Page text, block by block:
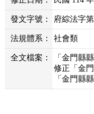
發文字號： 府綜法字
法規體系： 社會類
全文檔案：
「金門縣
修正「金
「金門縣